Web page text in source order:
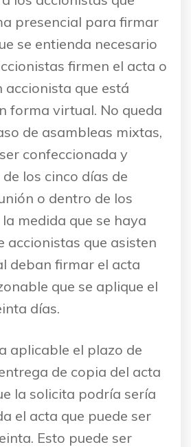
presencial para firmar
se entienda necesario
firmen el acta o
accionista que está
forma virtual. No queda
de asambleas mixtas,
confeccionada y
los cinco días de
o dentro de los
medida que se haya
accionistas que asisten
deban firmar el acta
que se aplique el
días.
aplicable el plazo de
de copia del acta
la solicita podría sería
el acta que puede ser
Esto puede ser